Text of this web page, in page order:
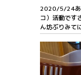
2020/5/24あ
コ）活動です
ん坊ぶりみ